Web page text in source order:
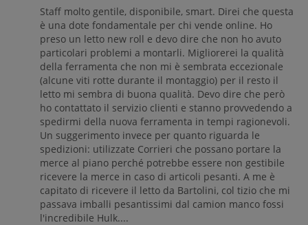
Staff molto gentile, disponibile, smart. Direi che questa
è una dote fondamentale per chi vende online. Ho
preso un letto new roll e devo dire che non ho avuto
particolari problemi a montarli. Migliorerei la qualità
della ferramenta che non mi è sembrata eccezionale
(alcune viti rotte durante il montaggio) per il resto il
letto mi sembra di buona qualità. Devo dire che però
ho contattato il servizio clienti e stanno provvedendo a
spedirmi della nuova ferramenta in tempi ragionevoli.
Un suggerimento invece per quanto riguarda le
spedizioni: utilizzate Corrieri che possano portare la
merce al piano perché potrebbe essere non gestibile
ricevere la merce in caso di articoli pesanti. A me è
capitato di ricevere il letto da Bartolini, col tizio che mi
passava imballi pesantissimi dal camion manco fossi
l'incredibile Hulk....